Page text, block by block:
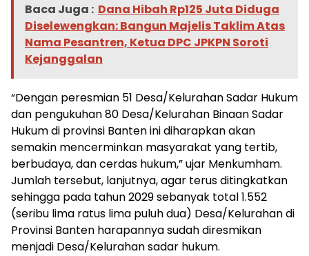
Baca Juga : Dana Hibah Rp125 Juta Diduga
Diselewengkan: Bangun Majelis Taklim Atas
Nama Pesantren, Ketua DPC JPKPN Soroti
Kejanggalan
“Dengan peresmian 51 Desa/Kelurahan Sadar Hukum
dan pengukuhan 80 Desa/Kelurahan Binaan Sadar
Hukum di provinsi Banten ini diharapkan akan
semakin mencerminkan masyarakat yang tertib,
berbudaya, dan cerdas hukum,” ujar Menkumham.
Jumlah tersebut, lanjutnya, agar terus ditingkatkan
sehingga pada tahun 2029 sebanyak total 1.552
(seribu lima ratus lima puluh dua) Desa/Kelurahan di
Provinsi Banten harapannya sudah diresmikan
menjadi Desa/Kelurahan sadar hukum.